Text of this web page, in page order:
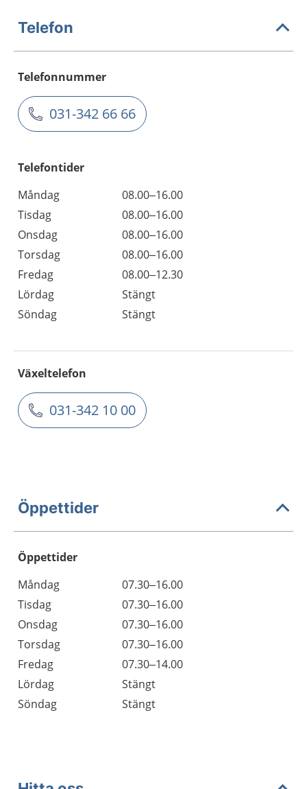
Telefon
Telefonnummer
031-342 66 66
Telefontider
Måndag
08.00–16.00
Tisdag
08.00–16.00
Onsdag
08.00–16.00
Torsdag
08.00–16.00
Fredag
08.00–12.30
Lördag
Stängt
Söndag
Stängt
Växeltelefon
031-342 10 00
Öppettider
Öppettider
Dag
Öppettider
Kommentarer
Måndag
07.30–16.00
Tisdag
07.30–16.00
Onsdag
07.30–16.00
Torsdag
07.30–16.00
Fredag
07.30–14.00
Lördag
Stängt
Söndag
Stängt